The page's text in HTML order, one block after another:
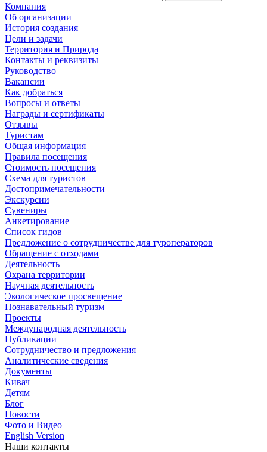
Компания
Об организации
История создания
Цели и задачи
Территория и Природа
Контакты и реквизиты
Руководство
Вакансии
Как добраться
Вопросы и ответы
Награды и сертификаты
Отзывы
Туристам
Общая информация
Правила посещения
Стоимость посещения
Схема для туристов
Достопримечательности
Экскурсии
Сувениры
Анкетирование
Список гидов
Предложение о сотрудничестве для туроператоров
Обращение с отходами
Деятельность
Охрана территории
Научная деятельность
Экологическое просвещение
Познавательный туризм
Проекты
Международная деятельность
Публикации
Сотрудничество и предложения
Аналитические сведения
Документы
Кивач
Детям
Блог
Новости
Фото и Видео
English Version
Наши контакты